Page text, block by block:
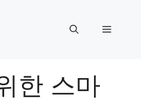
Menu
한 스마